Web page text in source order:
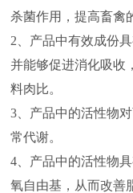
杀菌作用，提高畜禽
2、产品中有效成份
并能够促进消化吸收
料肉比。
3、产品中的活性物
常代谢。
4、产品中的活性物
氧自由基，从而改善